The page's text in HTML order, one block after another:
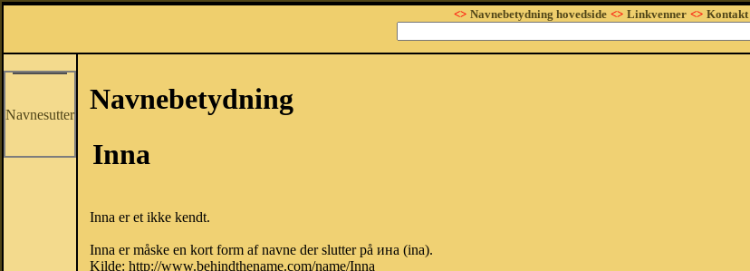
<> Navnebetydning hovedside <> Linkvenner <> Kontakt
Navnesutter
Navnebetydning
Inna
Inna er et ikke kendt.
Inna er måske en kort form af navne der slutter på ина (ina).
Kilde: http://www.behindthename.com/name/Inna